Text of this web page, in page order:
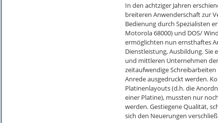
In den achtziger Jahren
breiteren Anwenderschaft zur
Bedienung durch Spezialisten
Motorola 68000) und DOS/
ermöglichten nun ernsthaftes
Dienstleistung, Ausbildung. Sie
und mittleren Unternehmen
zeitaufwendige
Anrede ausgedruckt werden.
Platinenlayouts (d.h. die
einer Platine), mussten nur
werden. Gestiegene Qualität,
sich den Neuerungen